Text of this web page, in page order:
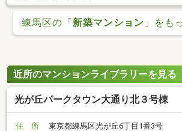
練馬区の「新築マンション 」をも
近所のマンションライブラリーを見る
光が丘パークタウン大通り北３号棟
住 所
東京都練馬区光が丘6丁目1番3号